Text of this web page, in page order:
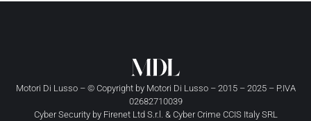
Motori Di Lusso – © Copyright by Motori Di Lusso– 2015 – 2025 – P.IVA
02682710039
Cyber Security by Firenet Ltd S.r.l. & Cyber Crime CCIS Italy SRL